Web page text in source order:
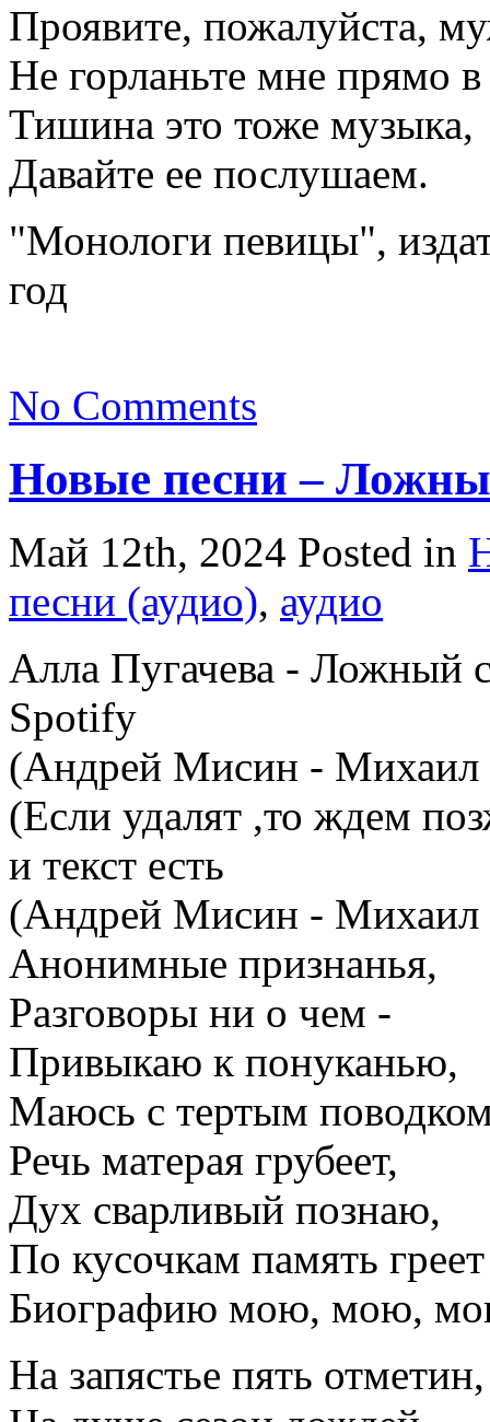
Проявите, пожалуйста,
Не горланьте мне прямо
Тишина это тоже музыка,
Давайте ее послушаем.
"Монологи певицы",
год
No Comments
Новые песни –
Май 12th, 2024 Posted in
песни (аудио), аудио
Алла Пугачева - Ложный
Spotify
(Андрей Мисин - Михаил
(Если удалят ,то ждем
и текст есть
(Андрей Мисин - Михаил
Анонимные признанья,
Разговоры ни о чем -
Привыкаю к понуканью,
Маюсь с тертым
Речь матерая грубеет,
Дух сварливый познаю,
По кусочкам память греет
Биографию мою, мою,
На запястье пять отметин,